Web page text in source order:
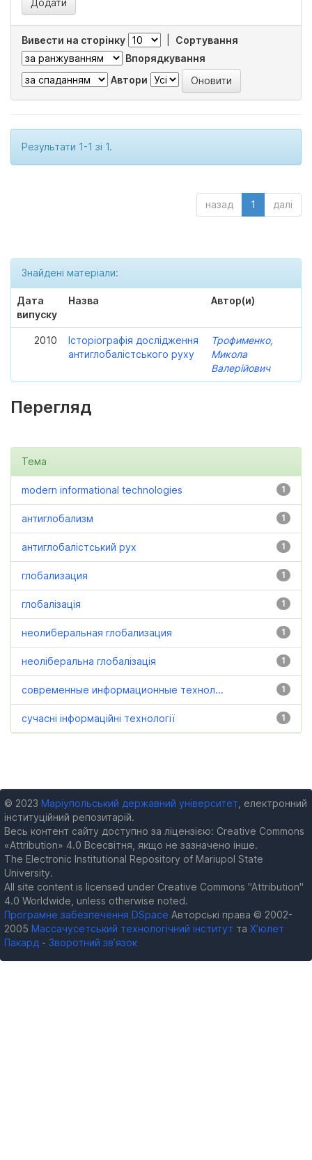
Вивести на сторінку
Сортування
Впорядкування
Автори
Результати 1-1 зі 1.
назад 1 далі
Знайдені матеріали:
Дата
випуску
Назва Автор(и)
2010
Історіографія дослідження
антиглобалістського руху
Трофименко,
Микола
Валерійович
Перегляд
Тема
1
modern informational technologies
1
антиглобализм
1
антиглобалістський рух
1
глобализация
1
глобалізація
1
неолиберальная глобализация
1
неоліберальна глобалізація
1
современные информационные технол...
1
сучасні інформаційні технології
© 2023 Маріупольський державний університет , електронний
інституційний репозитарій.
Весь контент сайту доступно за ліцензією: Creative Commons
«Attribution» 4.0 Всесвітня, якщо не зазначено інше.
The Electronic Institutional Repository of Mariupol State
University.
All site content is licensed under Creative Commons "Attribution"
4.0 Worldwide, unless otherwise noted.
Програмне забезпечення DSpace Авторські права © 2002-
2005 Массачусетський технологічний інститут та Х’юлет
Пакард - Зворотний зв’язок